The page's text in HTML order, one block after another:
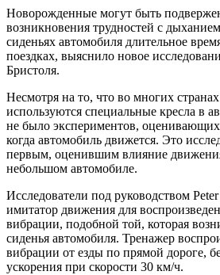
Новорожденные могут быть
возникновения трудностей с
сиденьях автомобиля длительное
поездках, выяснило новое
Бристоля.
Несмотря на то, что во многих
используются специальные кресла в
не было экспериментов,
когда автомобиль движется. Это
первым, оценившим влияние
небольшом автомобиле.
Исследователи под руководством
имитатор движения для
вибрации, подобной той, которая
сиденья автомобиля. Тренажер
вибрации от езды по прямой дороге,
ускорения при скорости 30 км/ч.